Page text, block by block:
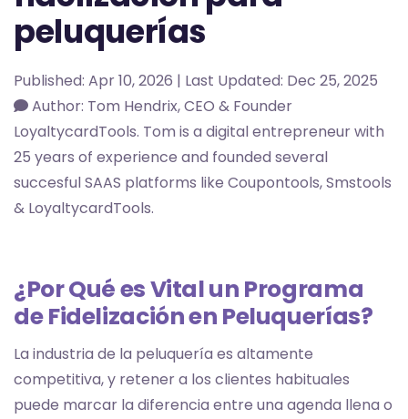
peluquerías
Published: Apr 10, 2026 | Last Updated: Dec 25, 2025
Author: Tom Hendrix, CEO & Founder
LoyaltycardTools. Tom is a digital entrepreneur with
25 years of experience and founded several
succesful SAAS platforms like Coupontools, Smstools
& LoyaltycardTools.
¿Por Qué es Vital un Programa
de Fidelización en Peluquerías?
La industria de la peluquería es altamente
competitiva, y retener a los clientes habituales
puede marcar la diferencia entre una agenda llena o